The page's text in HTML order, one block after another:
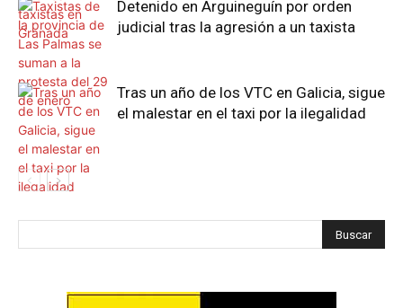
Detenido en Arguineguín por orden
judicial tras la agresión a un taxista
Tras un año de los VTC en Galicia, sigue
el malestar en el taxi por la ilegalidad